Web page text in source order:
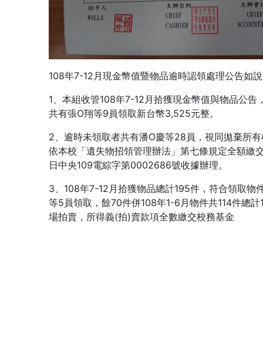
108年7-12月現金幣值暨物品逾時認領處理公告如
1、本組收管108年7-12月拾獲現金幣值與物品公
共有張O翔等9員領取新台幣3,525元整。
2、逾時未領取者共有潘O慶等28員，視同拋棄所
依本校「遺失物招領管理辦法」第七條規定全額繳
日中央109電綜字第0002686號收據辦理。
3、108年7-12月拾獲物品總計195件，符合領取物
等5員領取，餘70件併108年1-6月物件共114件總
場拍賣，所得義(拍)賣款項全數繳交校務基金